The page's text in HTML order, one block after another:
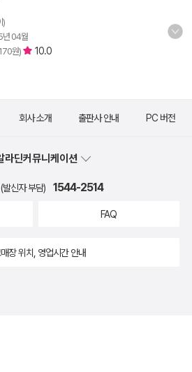
)
04월
원) 10.0
회사 소개 출판사 안내 PC 버전
라딘커뮤니케이션
발신자 부담) 1544-2514
FAQ
장 위치, 영업시간 안내